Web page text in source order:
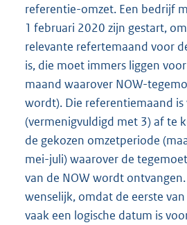
referentie-omzet. Een bedrijf
1 februari 2020 zijn gestart,
relevante refertemaand voor
is, die moet immers liggen
maand waarover NOW-
wordt). Die referentiemaand is
(vermenigvuldigd met 3) af te
de gekozen omzetperiode
mei-juli) waarover de
van de NOW wordt ontvangen.
wenselijk, omdat de eerste
vaak een logische datum is